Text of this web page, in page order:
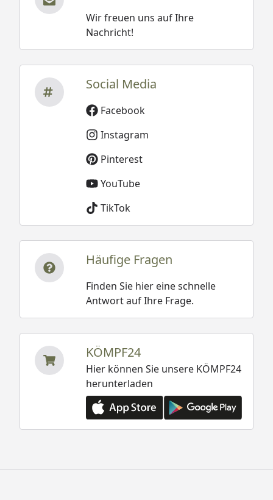
Wir freuen uns auf Ihre
Nachricht!
Social Media
Facebook
Instagram
Pinterest
YouTube
TikTok
Häufige Fragen
Finden Sie hier eine schnelle
Antwort auf Ihre Frage.
KÖMPF24
Hier können Sie unsere KÖMPF24
herunterladen